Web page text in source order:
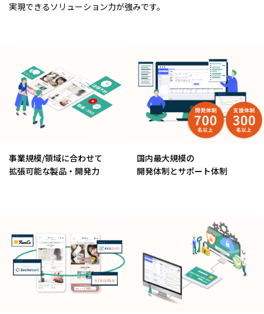
実現できるソリューション力が強みです。
事業規模/領域に合わせて
拡張可能な製品・開発力
国内最大規模の
開発体制とサポート体制